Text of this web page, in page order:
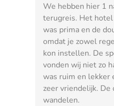
We hebben hier 1
terugreis. Het
was prima en de
omdat je zowel
kon instellen. De
vonden wij niet zo
was ruim en lekker
zeer vriendelijk.
wandelen.